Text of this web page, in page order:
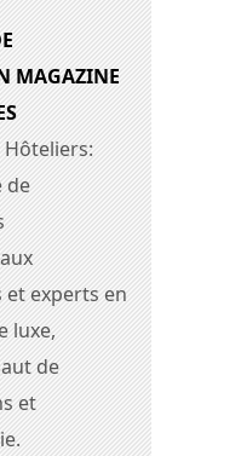
MAGAZINE
Hôteliers:
de
et experts en
luxe,
de
et